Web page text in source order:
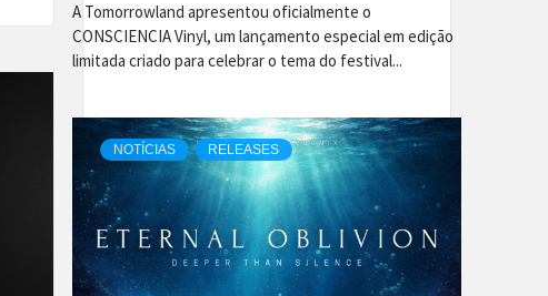
A Tomorrowland apresentou oficialmente o
CONSCIENCIA Vinyl, um lançamento especial em edição
limitada criado para celebrar o tema do festival...
NOTÍCIAS RELEASES